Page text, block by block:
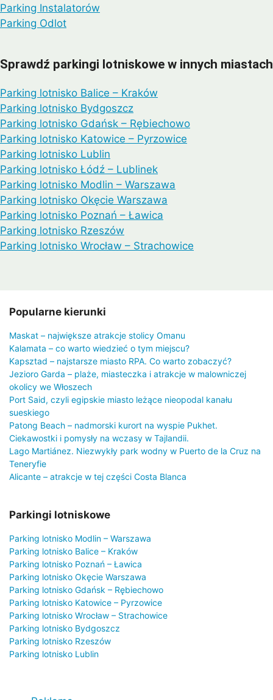
Parking Instalatorów
Parking Odlot
Sprawdź parkingi lotniskowe w innych miastach
Parking lotnisko Balice – Kraków
Parking lotnisko Bydgoszcz
Parking lotnisko Gdańsk – Rębiechowo
Parking lotnisko Katowice – Pyrzowice
Parking lotnisko Lublin
Parking lotnisko Łódź – Lublinek
Parking lotnisko Modlin – Warszawa
Parking lotnisko Okęcie Warszawa
Parking lotnisko Poznań – Ławica
Parking lotnisko Rzeszów
Parking lotnisko Wrocław – Strachowice
Popularne kierunki
Maskat – największe atrakcje stolicy Omanu
Kalamata – co warto wiedzieć o tym miejscu?
Kapsztad – najstarsze miasto RPA. Co warto zobaczyć?
Jezioro Garda – plaże, miasteczka i atrakcje w malowniczej
okolicy we Włoszech
Port Said, czyli egipskie miasto leżące nieopodal kanału
sueskiego
Patong Beach – nadmorski kurort na wyspie Pukhet.
Ciekawostki i pomysły na wczasy w Tajlandii.
Lago Martiánez. Niezwykły park wodny w Puerto de la Cruz na
Teneryfie
Alicante – atrakcje w tej części Costa Blanca
Parkingi lotniskowe
Parking lotnisko Modlin – Warszawa
Parking lotnisko Balice – Kraków
Parking lotnisko Poznań – Ławica
Parking lotnisko Okęcie Warszawa
Parking lotnisko Gdańsk – Rębiechowo
Parking lotnisko Katowice – Pyrzowice
Parking lotnisko Wrocław – Strachowice
Parking lotnisko Bydgoszcz
Parking lotnisko Rzeszów
Parking lotnisko Lublin